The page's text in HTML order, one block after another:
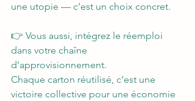
une utopie — c’est un choix concret.
👉 Vous aussi, intégrez le réemploi
dans votre chaîne
d’approvisionnement.
Chaque carton réutilisé, c’est une
victoire collective pour une économie